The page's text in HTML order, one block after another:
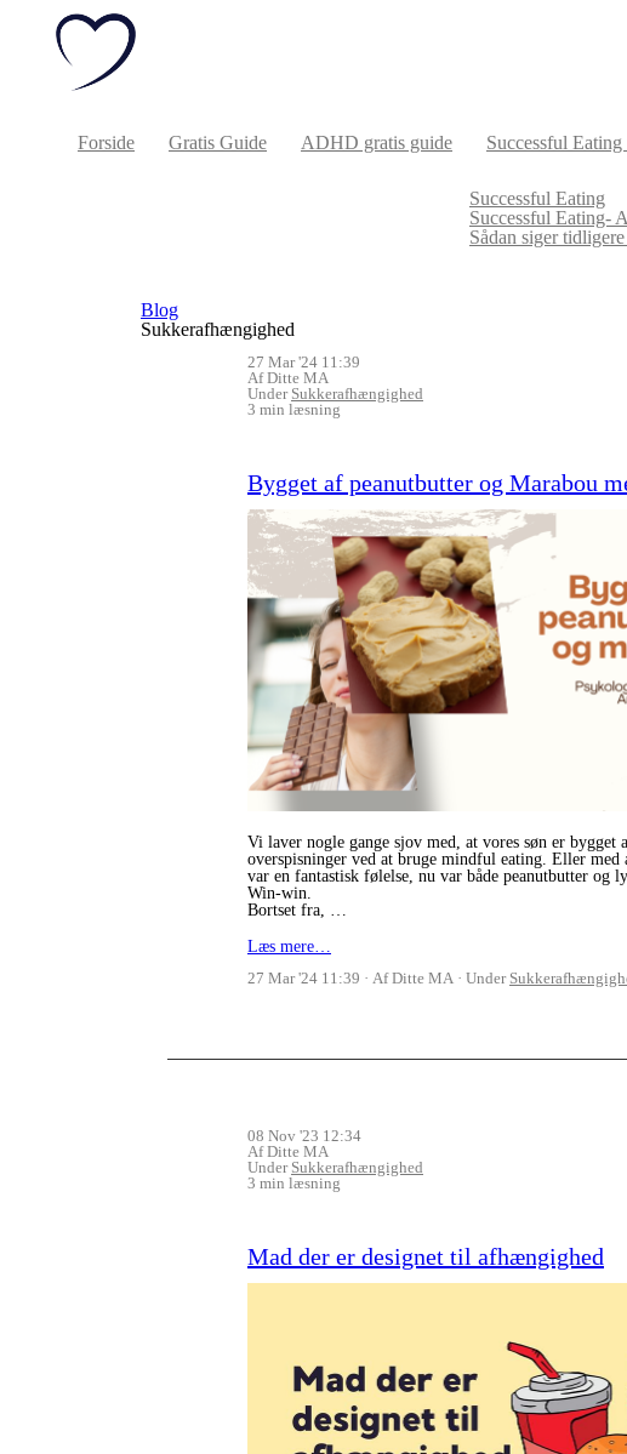
Forside Gratis Guide ADHD gratis guide Successful
Successful Eating
Successful Eating-
Sådan siger
Blog
Sukkerafhængighed
27 Mar '24 11:39
Af Ditte MA
Under Sukkerafhængighed
3 min læsning
Bygget af peanutbutter og Marabou
Vi laver nogle gange sjov med, at vores søn er
overspisninger ved at bruge mindful eating. Eller
var en fantastisk følelse, nu var både peanutbutter
Win-win.
Bortset fra, …
Læs mere…
27 Mar '24 11:39
Af Ditte MA Under
08 Nov '23 12:34
Af Ditte MA
Under Sukkerafhængighed
3 min læsning
Mad der er designet til afhængighed